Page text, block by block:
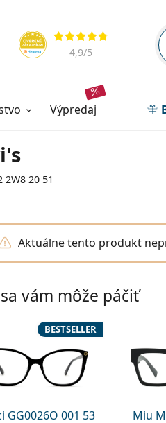
Hodnotenia
4,9/5
výpredaj
2W8 20 51
Aktuálne tento produkt
vám môže páčiť
GG0026O 001 53
BESTSELLER
Miu